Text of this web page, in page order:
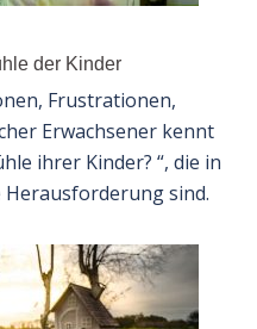
der Kinder
Frustrationen,
Erwachsener kennt
ihrer Kinder? “, die in
sind.